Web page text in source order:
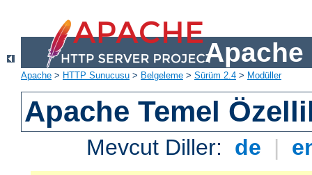
Apache
Apache > HTTP Sunucusu > Belgeleme > Sürüm 2.4 > Modüller
Apache Temel
Mevcut Diller: de |